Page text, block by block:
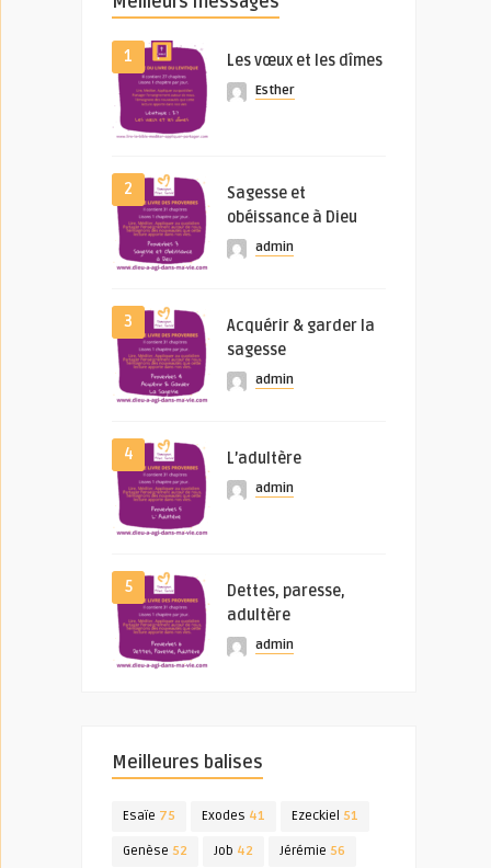
1 Les vœux et les dîmes
Esther
2
Sagesse et
obéissance à Dieu
admin
3
Acquérir & garder la
sagesse
admin
4 L’adultère
admin
5
Dettes, paresse,
adultère
admin
Meilleures balises
Esaïe 75 Exodes 41 Ezeckiel 51
Genèse 52 Job 42 Jérémie 56